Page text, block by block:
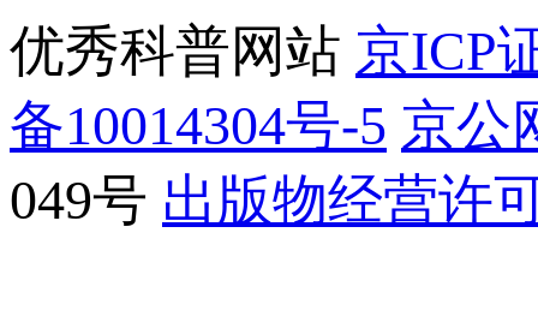
优秀科普网站 京ICP
备10014304号-5 京公
049号 出版物经营许